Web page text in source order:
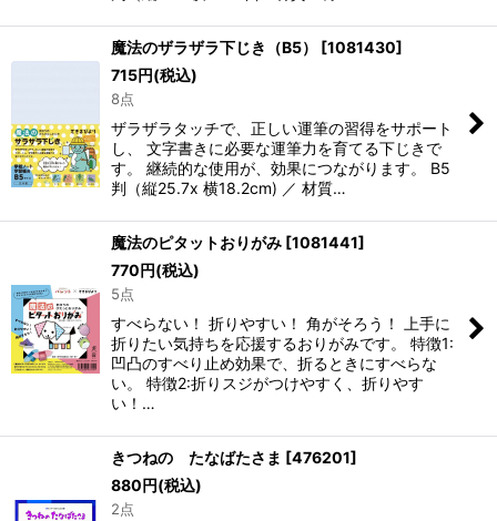
魔法のザラザラ下じき（B5） [1081430]
715円(税込)
8点
ザラザラタッチで、正しい運筆の習得をサポート
し、 文字書きに必要な運筆力を育てる下じきで
す。 継続的な使用が、効果につながります。 B5
判（縦25.7x 横18.2cm) ／ 材質…
魔法のピタットおりがみ [1081441]
770円(税込)
5点
すべらない！ 折りやすい！ 角がそろう！ 上手に
折りたい気持ちを応援するおりがみです。 特徴1:
凹凸のすべり止め効果で、折るときにすべらな
い。 特徴2:折りスジがつけやすく、折りやす
い！…
きつねの たなばたさま [476201]
880円(税込)
2点